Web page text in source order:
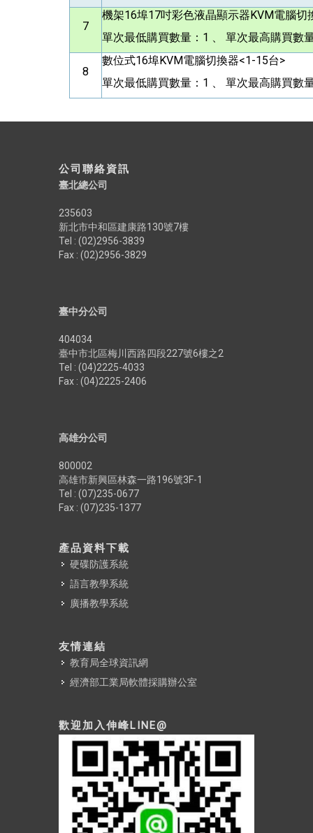
7
機架16埠17吋彩色液晶顯示器KVM電腦切
單次最低購買數量：1 、 單次最高購買數
8
數位式16埠KVM電腦切換器<1-15台>
單次最低購買數量：1 、 單次最高購買數
公司聯絡資訊
臺北總公司
235603
新北市中和區建康路130號7樓
Tel : (02)2956-3839
Fax : (02)2956-3829
臺中分公司
404034
臺中市北區梅川西路四段227號6樓之2
Tel : (04)2225-4033
Fax : (04)2225-2406
高雄分公司
800002
高雄市新興區林森一路196號3F-1
Tel : (07)235-0677
Fax : (07)235-1377
產品資料下載
硬碟防護系統
語言教學系統
廣播教學系統
友情連結
教育局全球資訊網
經濟部工業局軟體採購辦公室
歡迎加入伸峰LINE@